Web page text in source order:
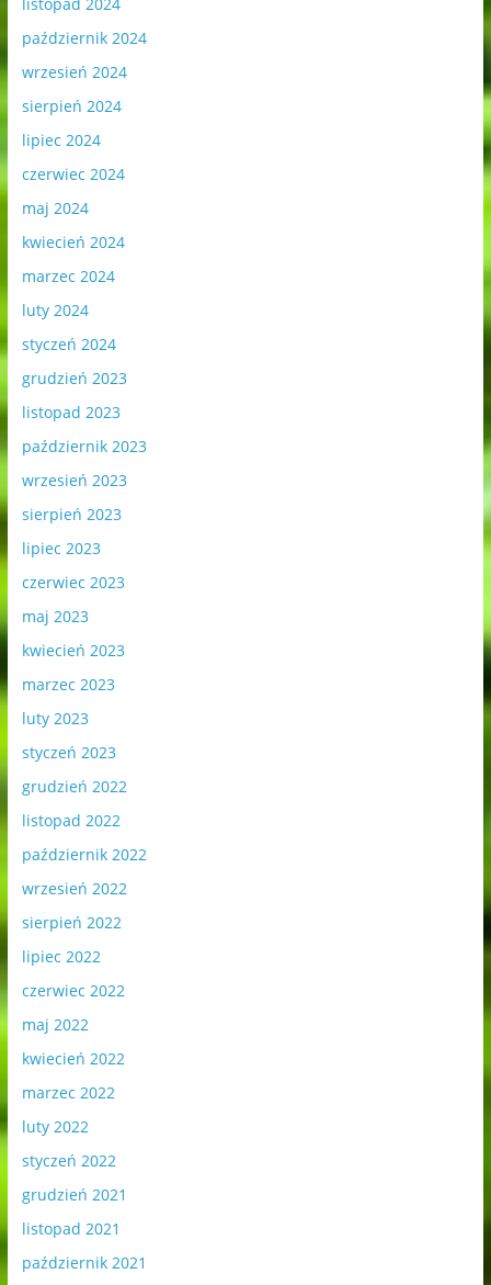
listopad 2024
październik 2024
wrzesień 2024
sierpień 2024
lipiec 2024
czerwiec 2024
maj 2024
kwiecień 2024
marzec 2024
luty 2024
styczeń 2024
grudzień 2023
listopad 2023
październik 2023
wrzesień 2023
sierpień 2023
lipiec 2023
czerwiec 2023
maj 2023
kwiecień 2023
marzec 2023
luty 2023
styczeń 2023
grudzień 2022
listopad 2022
październik 2022
wrzesień 2022
sierpień 2022
lipiec 2022
czerwiec 2022
maj 2022
kwiecień 2022
marzec 2022
luty 2022
styczeń 2022
grudzień 2021
listopad 2021
październik 2021